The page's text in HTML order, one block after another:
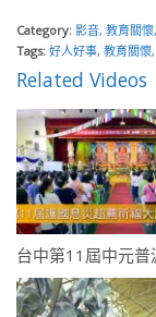
Category: 影音, 教育關懷,
Tags: 好人好事, 教育關懷,
Related Videos